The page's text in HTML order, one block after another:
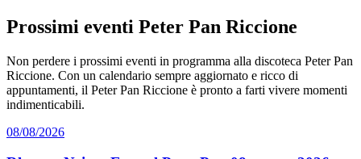
Prossimi eventi Peter Pan Riccione
Non perdere i prossimi eventi in programma alla discoteca Peter Pan
Riccione. Con un calendario sempre aggiornato e ricco di
appuntamenti, il Peter Pan Riccione è pronto a farti vivere momenti
indimenticabili.
08/08/2026